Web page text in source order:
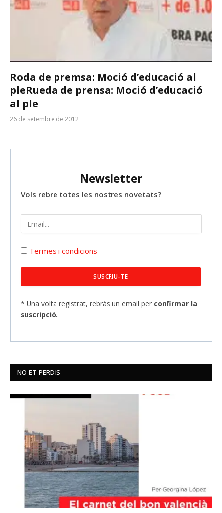
Roda de premsa: Moció d’educació al
pleRueda de prensa: Moció d’educació
al ple
26 de setembre de 2012
Newsletter
Vols rebre totes les nostres novetats?
Termes i condicions
* Una volta registrat, rebràs un email per confirmar la
suscripció.
NO ET PERDIS